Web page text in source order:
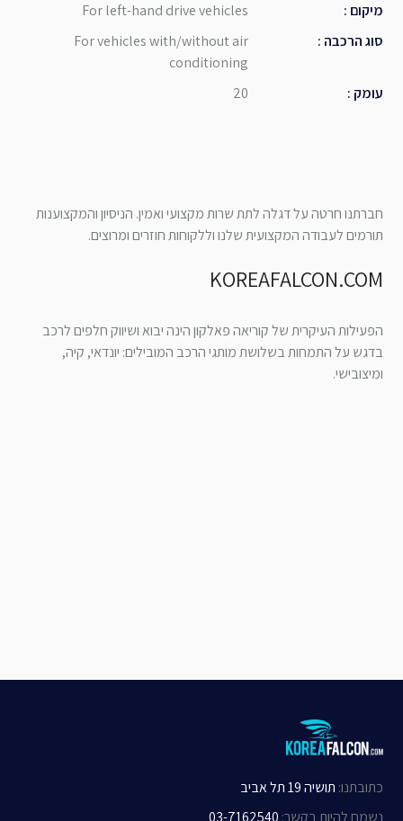
For left-hand drive vehicles
: מיקום
For vehicles with/without air
conditioning
: סוג הרכבה
20 : עומק
חברתנו חרטה על דגלה לתת שרות מקצועי ואמין. הניסיון והמקצוענות
תורמים לעבודה המקצועית שלנו וללקוחות חוזרים ומרוצים.
KOREAFALCON.COM
הפעילות העיקרית של קוריאה פאלקון הינה יבוא ושיווק חלפים לרכב
בדגש על התמחות בשלושת מותגי הרכב המובילים: יונדאי, קיה,
ומיצובישי.
תושיה 19 תל אביב :כתובתנו
03-7162540 :נשמח להיות בקשר